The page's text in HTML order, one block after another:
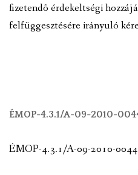
fizetendõ érdekeltségi
felfüggesztésére irányuló
ÉMOP-4.3.1/A-09-2010-
ÉMOP-4.3.1/A-09-2010-